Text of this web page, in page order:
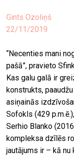
Gints Ozoliņš
22/11/2019
“Necenties mani
pašā”, pravieto
Kas galu galā ir
konstrukts,
asiņainās
Sofokls (429
Serhio Blanko
kompleksa dzīlēs
jautājums ir – kā